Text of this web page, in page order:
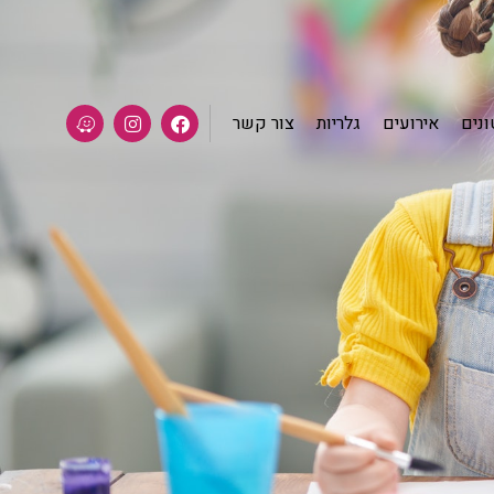
אירועים גלריות צור קשר